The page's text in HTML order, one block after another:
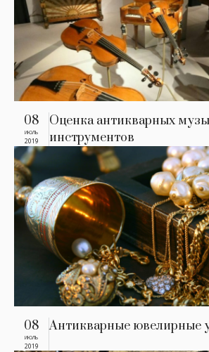
08
ИЮЛЬ
2019
Оценка антикварных
инструментов
08
ИЮЛЬ
2019
Антикварные ювелирные